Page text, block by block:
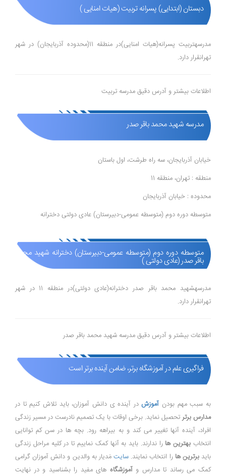
دبستان (ابتدایی) پسرانه تربیت (هیات امنایی )
مدرسهتربیت پسرانه(هیات امنایی)در منطقه 11(محدوده آذربایجان) در شهر
تهرانقرار دارد.
اطلاعات بیشتر و آدرس دقیق مدرسه تربیت
مدرسه شهید محمد باقر صدر
خیابان آذربایجان، سه راه طرشت، اول باستان
منطقه : تهران، منطقه 11
محدوده : خیابان آذربایجان
متوسطه دوره دوم (متوسطه عمومی-دبیرستان) عادی دولتی دخترانه
متوسطه دوره دوم (متوسطه عمومی-دبیرستان) دخترانه شهید محمد
باقر صدر (عادی دولتی )
مدرسهشهید محمد باقر صدر دخترانه(عادی دولتی)در منطقه 11 در شهر
تهرانقرار دارد.
اطلاعات بیشتر و آدرس دقیق مدرسه شهید محمد باقر صدر
فراگیری علم در آموزشگاه برتر، ضامن آینده برتر است
به سبب مهم بودن آموزشدر آینده ی دانش آموزان، باید تلاش کنیم تا در
مدارس برترتحصیل نماید. برخی اوقات با یک تصمیم نادرست در مسیر زندگی
افراد، آینده آنها تغییر می کند و به بیراهه رود. بچه ها در سن کم توانایی
انتخاب بهترین ها را ندارند. باید به آنها کمک نماییم تا در کلیه مراحل زندگی
بایدبرترین ها را انتخاب نمایند. سایتمَدیار به والدین و دانش آموزان گرامی
کمک می رساند تا مدارس وآموزشگاه های مفید را بشناسید و در نهایت